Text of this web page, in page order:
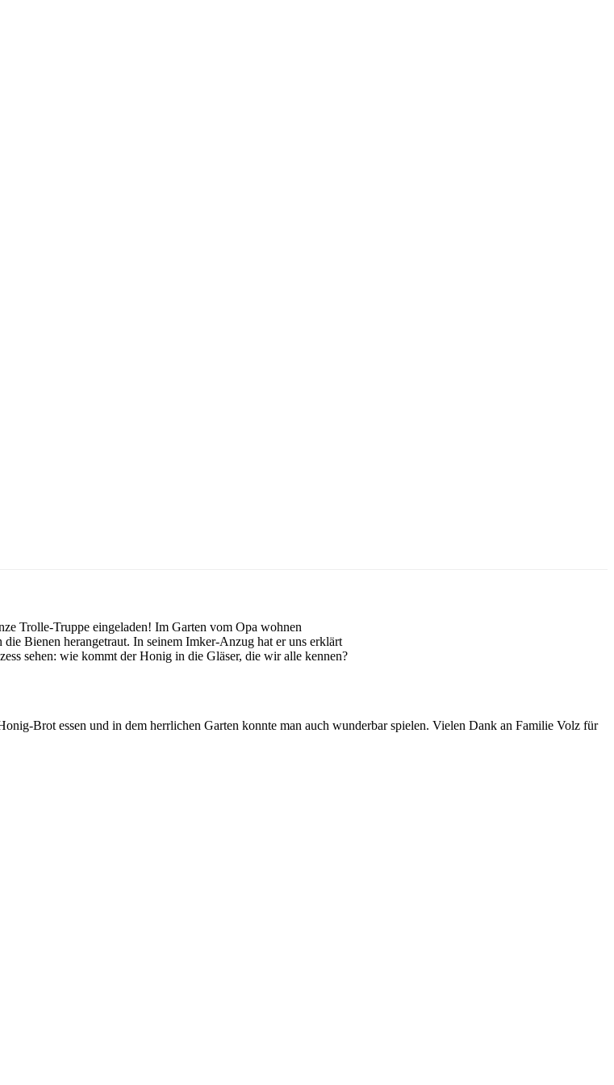
Trolle-Truppe eingeladen! Im Garten vom Opa wohnen
Bienen herangetraut. In seinem Imker-Anzug hat er uns erklärt
sehen: wie kommt der Honig in die Gläser, die wir alle kennen?
Brot essen und in dem herrlichen Garten konnte man auch wunderbar spielen. Vielen Dank an Familie Volz für